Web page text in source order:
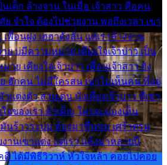
เด็ก ล้างจาน ในเมื่อ เจ้าสาว คือคน
จำใจ ต้องไปช่วยงาน พอถึงเวลา เขา
พื่อนฝูง เฮฮาดังลั่น แต่เราล้างจาน
ย บ่มีความหมาย เคียงใจเจ้าบ่าว เป็น
ย เคียงใจเจ้าบ่าว เพื่อนเจ้าสาว ยัง
ฮักคน ไม่มีใครสน เขาไม่เห็นคน ที่อยู่
แต่งตัว สวยเด่น นั่งเคียงเจ้าบ่าว ที่เขา
จของเรา ลำเค็ญ ใครจะมองเห็น
มันร้าวระบม ต้องมาขื่นขม เศร้าตรม
านเขาแต่ง แต่เรา แล้งมาหลายปี
ดี ได้มีพิธีวิวาห์ หัวใจหล้า คอยไปคอย